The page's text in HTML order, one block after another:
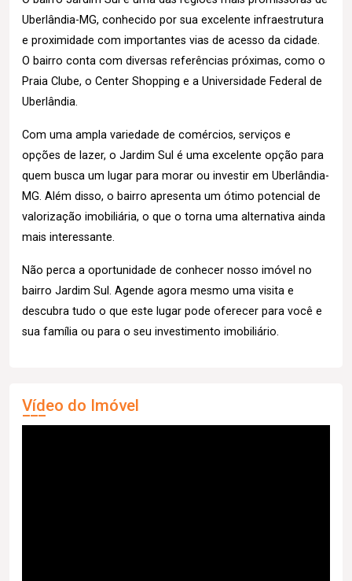
Uberlândia-MG, conhecido por sua excelente infraestrutura
e proximidade com importantes vias de acesso da cidade.
O bairro conta com diversas referências próximas, como o
Praia Clube, o Center Shopping e a Universidade Federal de
Uberlândia.
Com uma ampla variedade de comércios, serviços e
opções de lazer, o Jardim Sul é uma excelente opção para
quem busca um lugar para morar ou investir em Uberlândia-
MG. Além disso, o bairro apresenta um ótimo potencial de
valorização imobiliária, o que o torna uma alternativa ainda
mais interessante.
Não perca a oportunidade de conhecer nosso imóvel no
bairro Jardim Sul. Agende agora mesmo uma visita e
descubra tudo o que este lugar pode oferecer para você e
sua família ou para o seu investimento imobiliário.
Vídeo do Imóvel